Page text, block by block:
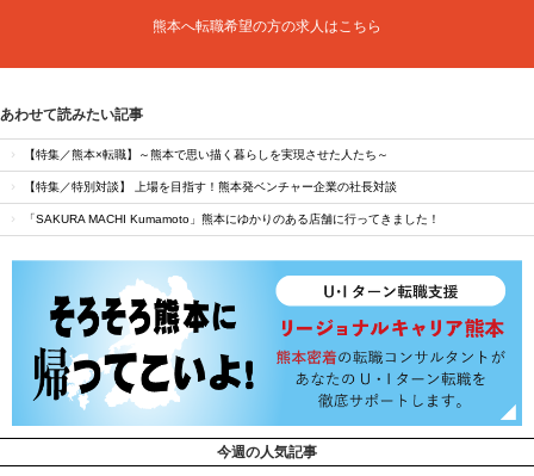
熊本へ転職希望の方の求人はこちら
あわせて読みたい記事
【特集／熊本×転職】～熊本で思い描く暮らしを実現させた人たち～
【特集／特別対談】 上場を目指す！熊本発ベンチャー企業の社長対談
「SAKURA MACHI Kumamoto」熊本にゆかりのある店舗に行ってきました！
今週の人気記事